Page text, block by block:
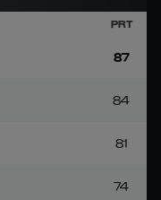
PRT
87
84
81
74